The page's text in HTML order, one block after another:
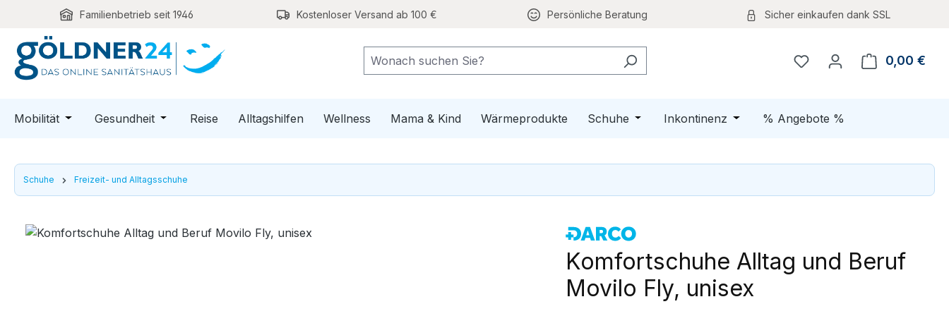
Hauptinhalt springen
Zur Suche springen
Zur Hauptnavigation springen
Familienbetrieb seit 1946 Kostenloser Versand ab 100 € Persönliche Beratung Sicher einkaufen dank SSL
0,00 €
Mobilität Öffne oder Schließe das Dropdown der Kategorie Mobilität
Gesundheit Öffne oder Schließe das Dropdown der Kategorie Gesundheit
Reise Alltagshilfen Wellness Mama & Kind Wärmeprodukte Schuhe Öffne oder Schließe das Dropdown der Kategorie Schuhe
Inkontinenz Öffne oder Schließe das Dropdown der
% Angebote %
Schuhe Freizeit- und Alltagsschuhe
Bildergalerie überspringen
Komfortschuhe Alltag und Beruf
Movilo Fly, unisex